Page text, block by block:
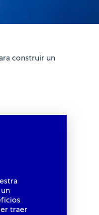
construir un
traer